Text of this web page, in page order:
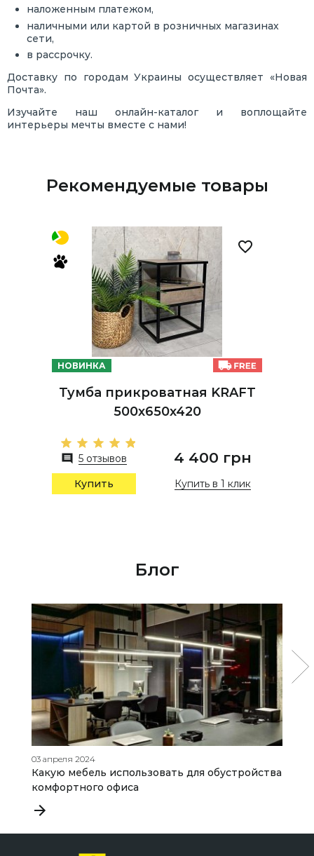
наложенным платежом,
наличными или картой в розничных магазинах
сети,
в рассрочку.
Доставку по городам Украины осуществляет «Новая
Почта».
Изучайте наш онлайн-каталог и воплощайте
интерьеры мечты вместе с нами!
Рекомендуемые товары
НОВИНКА
Тумба прикроватная KRAFT
500х650х420
5 отзывов 4 400 грн
Купить Купить в 1 клик
Блог
03 апреля 2024
Какую мебель использовать для обустройства
комфортного офиса